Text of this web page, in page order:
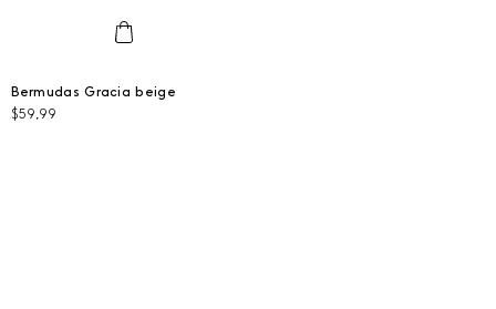
48
Bermudas Gracia beige
$59,99